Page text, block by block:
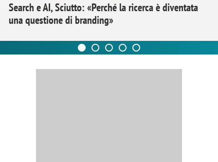
Search e AI, Sciutto: «Perché la ricerca è diventata
una questione di branding»